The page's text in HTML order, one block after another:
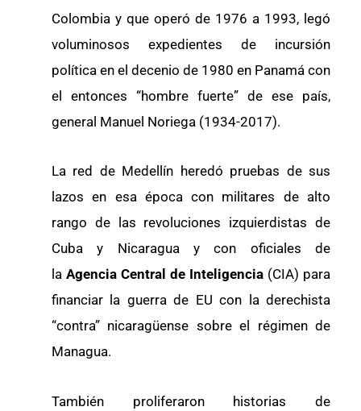
Colombia y que operó de 1976 a 1993, legó
voluminosos expedientes de incursión
política en el decenio de 1980 en Panamá con
el entonces “hombre fuerte” de ese país,
general Manuel Noriega (1934-2017).
La red de Medellín heredó pruebas de sus
lazos en esa época con militares de alto
rango de las revoluciones izquierdistas de
Cuba y Nicaragua y con oficiales de
la Agencia Central de Inteligencia (CIA) para
financiar la guerra de EU con la derechista
“contra” nicaragüense sobre el régimen de
Managua.
También proliferaron historias de